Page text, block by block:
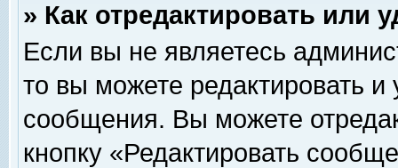
» Как отредактировать или
Если вы не являетесь
то вы можете редактировать и
сообщения. Вы можете
кнопку «Редактировать